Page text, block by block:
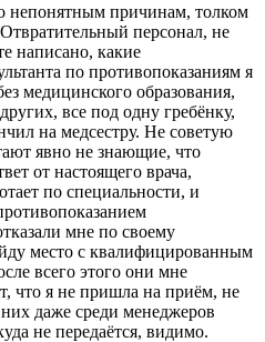
непонятным причинам, толком
персонал, не
написано, какие
по противопоказаниям я
медицинского образования,
все под одну гребёнку,
на медсестру. Не советую
явно не знающие, что
от настоящего врача,
по специальности, и
мне по своему
место с квалифицированным
всего этого они мне
что я не пришла на приём, не
даже среди менеджеров
не передаётся, видимо.